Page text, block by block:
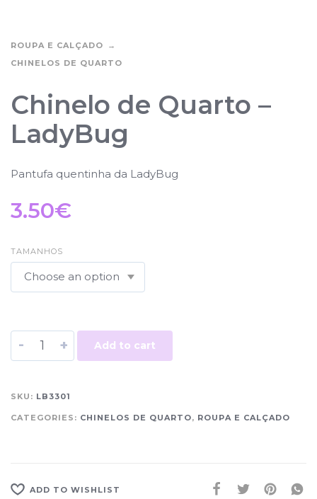
ROUPA E CALÇADO
CHINELOS DE QUARTO
Chinelo de Quarto –
LadyBug
Pantufa quentinha da LadyBug
3.50€
TAMANHOS
- + Add to cart
SKU: LB3301
CATEGORIES: CHINELOS DE QUARTO, ROUPA E CALÇADO
ADD TO WISHLIST